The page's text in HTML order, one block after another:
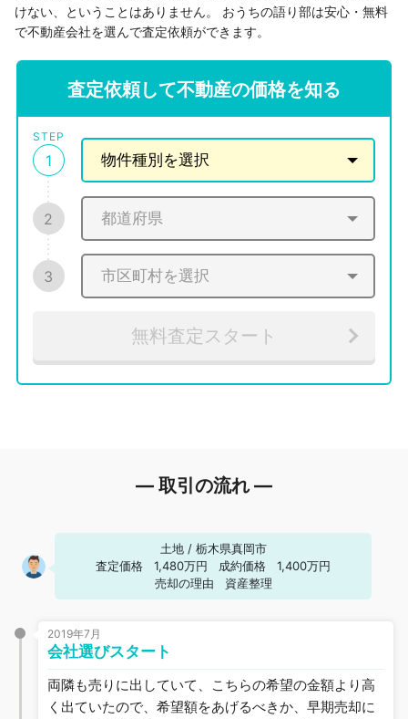
けない、ということはありません。 おうちの語り部は安心・無料
で不動産会社を選んで査定依頼ができます。
査定依頼して不動産の価格を知る
STEP
1
2
3
無料査定スタート
― 取引の流れ ―
土地 / 栃木県真岡市
査定価格
1,480万円 成約価格
1,400万円
売却の理由
資産整理
2019年7月
会社選びスタート
両隣も売りに出していて、こちらの希望の金額より高
く出ていたので、希望額をあげるべきか、早期売却に